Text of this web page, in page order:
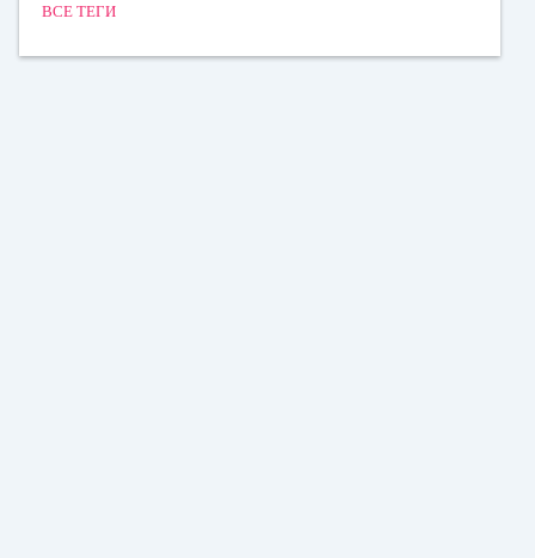
ВСЕ ТЕГИ